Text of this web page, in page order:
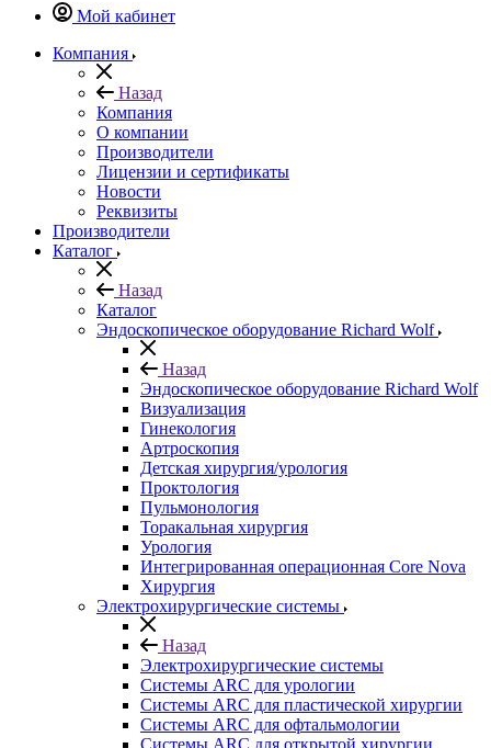
Мой кабинет
Компания
Назад
Компания
О компании
Производители
Лицензии и сертификаты
Новости
Реквизиты
Производители
Каталог
Назад
Каталог
Эндоскопическое оборудование Richard Wolf
Назад
Эндоскопическое оборудование Richard Wolf
Визуализация
Гинекология
Артроскопия
Детская хирургия/урология
Проктология
Пульмонология
Торакальная хирургия
Урология
Интегрированная операционная Core Nova
Хирургия
Электрохирургические системы
Назад
Электрохирургические системы
Системы ARC для урологии
Системы ARC для пластической хирургии
Системы ARC для офтальмологии
Системы ARC для открытой хирургии